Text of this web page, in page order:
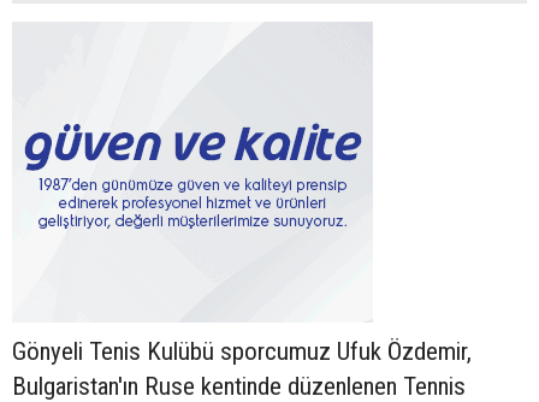
Gönyeli Tenis Kulübü sporcumuz Ufuk Özdemir,
Bulgaristan'ın Ruse kentinde düzenlenen Tennis